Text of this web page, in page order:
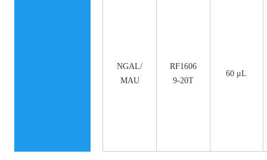
NGAL/
MAU
RF1606
9-20T
60 μL